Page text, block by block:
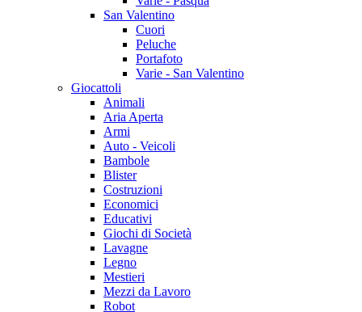
San Valentino
Cuori
Peluche
Portafoto
Varie - San Valentino
Giocattoli
Animali
Aria Aperta
Armi
Auto - Veicoli
Bambole
Blister
Costruzioni
Economici
Educativi
Giochi di Società
Lavagne
Legno
Mestieri
Mezzi da Lavoro
Robot